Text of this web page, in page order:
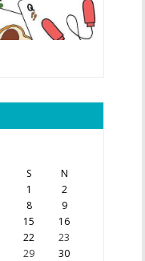
S N
1
2
8
9
15
16
22
23
29
30